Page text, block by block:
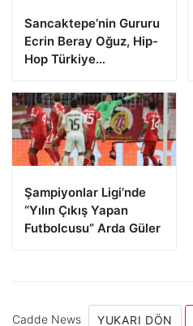
Sancaktepe’nin Gururu
Ecrin Beray Oğuz, Hip-
Hop Türkiye
Zirveye Çıktı
Şampiyonlar Ligi’nde
“Yılın Çıkış Yapan
Futbolcusu” Arda Güler
Cadde News YUKARI DÖN